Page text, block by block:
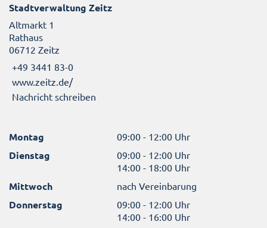
Stadtverwaltung Zeitz
Altmarkt 1
Rathaus
06712 Zeitz
+49 3441 83-0
www.zeitz.de/
Nachricht schreiben
Montag 09:00 - 12:00 Uhr
Dienstag
09:00 - 12:00 Uhr
14:00 - 18:00 Uhr
Mittwoch nach Vereinbarung
Donnerstag
09:00 - 12:00 Uhr
14:00 - 16:00 Uhr